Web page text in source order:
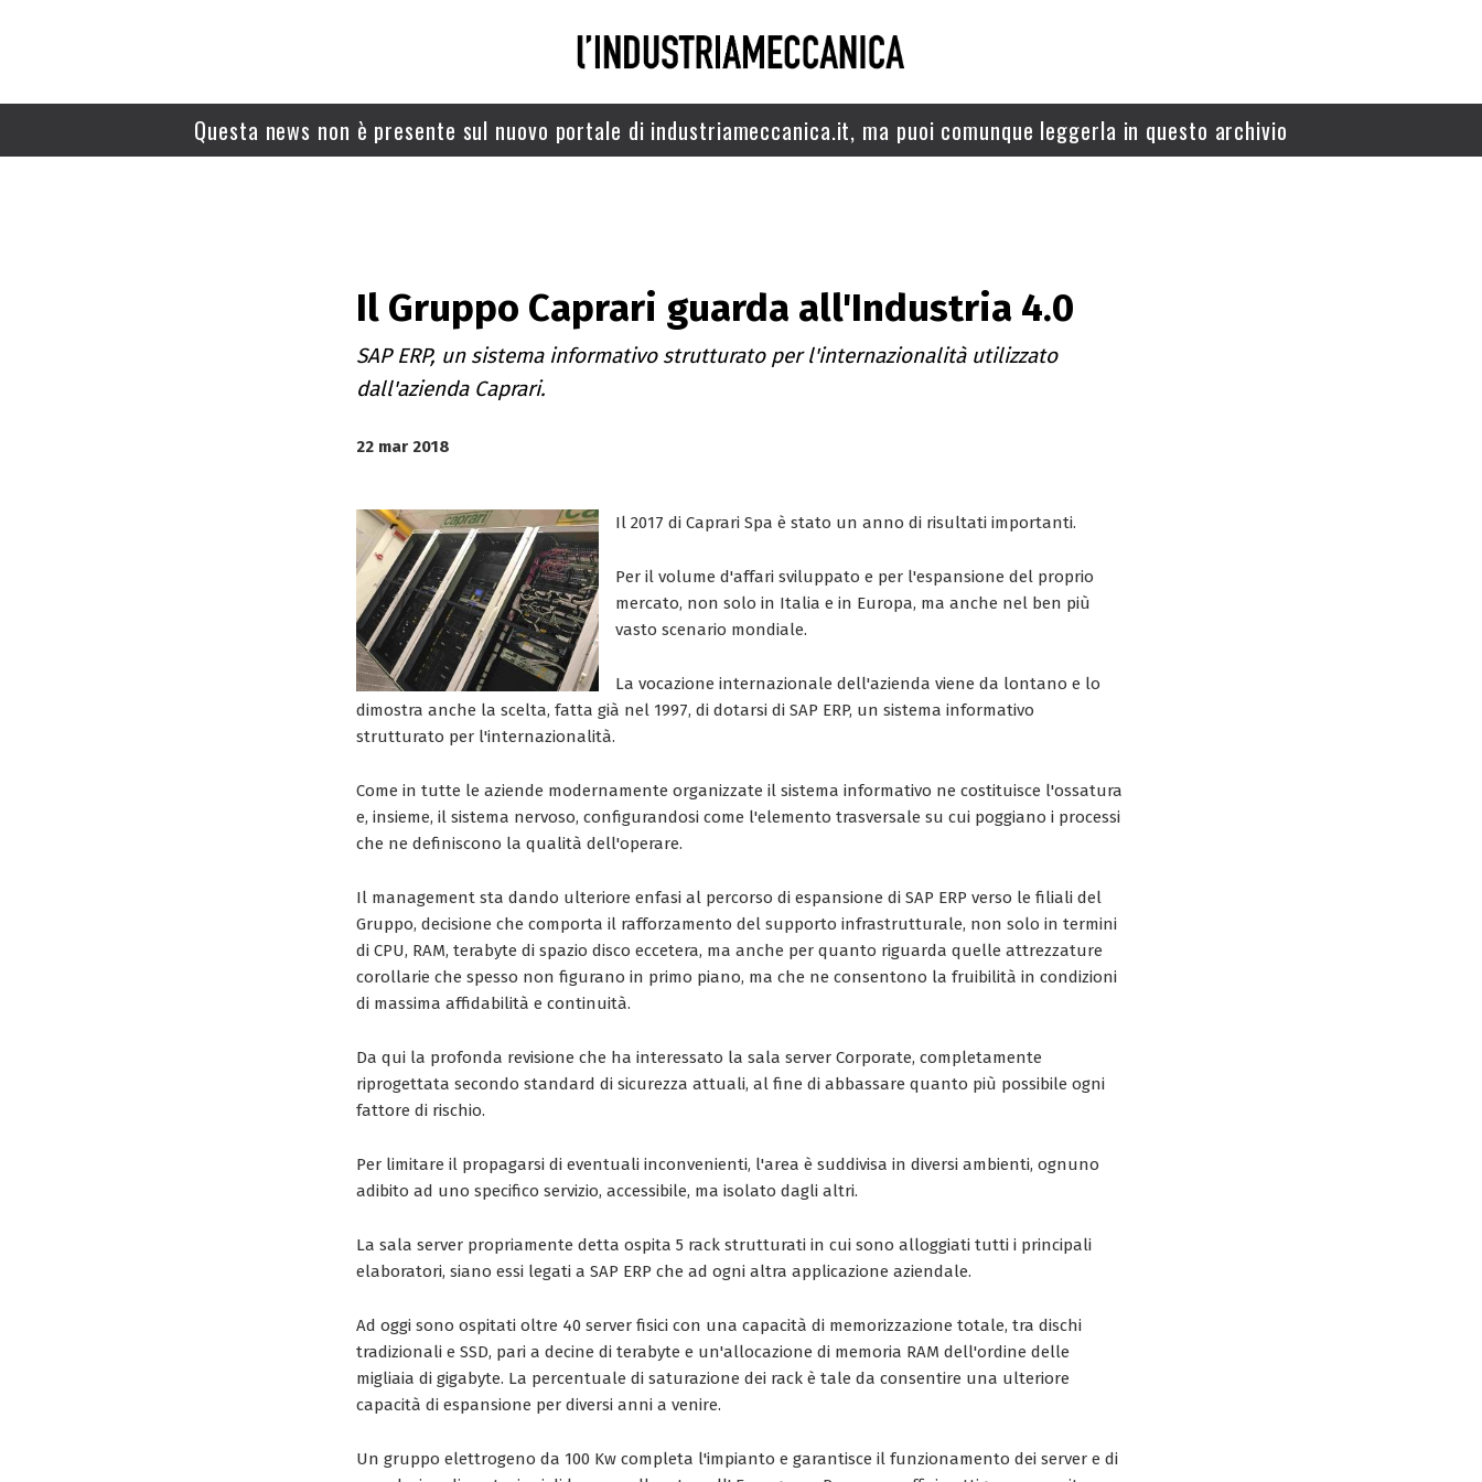
Questa news non è presente sul nuovo portale di industriameccanica.it, ma puoi comunque leggerla in questo archivio
Il Gruppo Caprari guarda all'Industria 4.0
SAP ERP, un sistema informativo strutturato per l'internazionalità utilizzato
dall'azienda Caprari.
22 mar 2018
Il 2017 di Caprari Spa è stato un anno di risultati importanti.
Per il volume d'affari sviluppato e per l'espansione del proprio
mercato, non solo in Italia e in Europa, ma anche nel ben più
vasto scenario mondiale.
La vocazione internazionale dell'azienda viene da lontano e lo
dimostra anche la scelta, fatta già nel 1997, di dotarsi di SAP ERP, un sistema informativo
strutturato per l'internazionalità.
Come in tutte le aziende modernamente organizzate il sistema informativo ne costituisce l'ossatura
e, insieme, il sistema nervoso, configurandosi come l'elemento trasversale su cui poggiano i processi
che ne definiscono la qualità dell'operare.
Il management sta dando ulteriore enfasi al percorso di espansione di SAP ERP verso le filiali del
Gruppo, decisione che comporta il rafforzamento del supporto infrastrutturale, non solo in termini
di CPU, RAM, terabyte di spazio disco eccetera, ma anche per quanto riguarda quelle attrezzature
corollarie che spesso non figurano in primo piano, ma che ne consentono la fruibilità in condizioni
di massima affidabilità e continuità.
Da qui la profonda revisione che ha interessato la sala server Corporate, completamente
riprogettata secondo standard di sicurezza attuali, al fine di abbassare quanto più possibile ogni
fattore di rischio.
Per limitare il propagarsi di eventuali inconvenienti, l'area è suddivisa in diversi ambienti, ognuno
adibito ad uno specifico servizio, accessibile, ma isolato dagli altri.
La sala server propriamente detta ospita 5 rack strutturati in cui sono alloggiati tutti i principali
elaboratori, siano essi legati a SAP ERP che ad ogni altra applicazione aziendale.
Ad oggi sono ospitati oltre 40 server fisici con una capacità di memorizzazione totale, tra dischi
tradizionali e SSD, pari a decine di terabyte e un'allocazione di memoria RAM dell'ordine delle
migliaia di gigabyte. La percentuale di saturazione dei rack è tale da consentire una ulteriore
capacità di espansione per diversi anni a venire.
Un gruppo elettrogeno da 100 Kw completa l'impianto e garantisce il funzionamento dei server e di